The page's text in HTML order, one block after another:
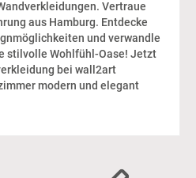
Vertraue
aus Hamburg. Entdecke
und verwandle
stilvolle Wohlfühl-Oase! Jetzt
bei wall2art
modern und elegant